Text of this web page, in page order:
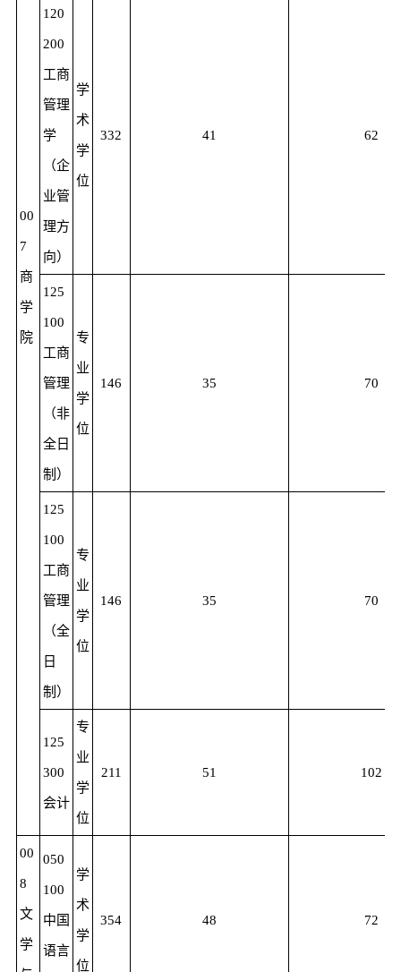
00
7
商
学
院
120
200
工商
管理
学
（企
业管
理方
向）
学
术
学
位
332 41 62
125
100
工商
管理
（非
全日
制）
专
业
学
位
146 35 70
125
100
工商
管理
（全
日
制）
专
业
学
位
146 35 70
125
300
会计
专
业
学
位
211 51 102
00
8
文
学
050
100
中国
语言
学
术
学
位
354 48 72